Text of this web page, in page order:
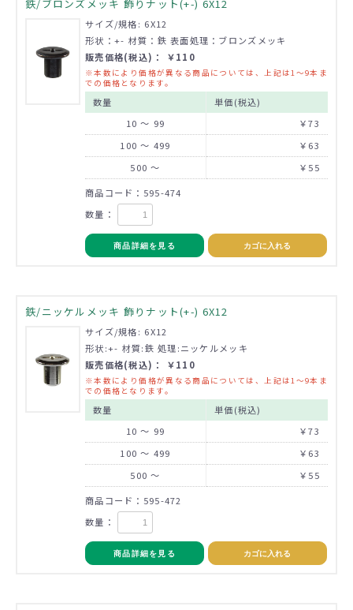
鉄/ブロンズメッキ 飾りナット(+-) 6X12
サイズ/規格: 6X12
形状：+- 材質：鉄 表面処理：ブロンズメッキ
販売価格(税込)： ￥110
※本数により価格が異なる商品については、上記は1～9本ま
での価格となります。
数量
単価(税込)
10 ～ 99
￥73
100 ～ 499
￥63
500 ～
￥55
商品コード：595-474
数量：
商品詳細を見る カゴに入れる
鉄/ニッケルメッキ 飾りナット(+-) 6X12
サイズ/規格: 6X12
形状:+- 材質:鉄 処理:ニッケルメッキ
販売価格(税込)： ￥110
※本数により価格が異なる商品については、上記は1～9本ま
での価格となります。
数量
単価(税込)
10 ～ 99
￥73
100 ～ 499
￥63
500 ～
￥55
商品コード：595-472
数量：
商品詳細を見る カゴに入れる